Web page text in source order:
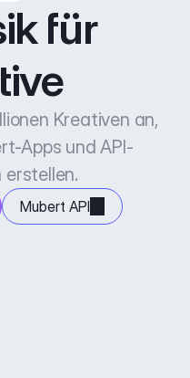
für
Kreativen an,
Apps und API-
Mubert API